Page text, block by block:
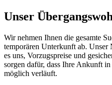
Unser
Wir nehmen Ihnen die gesamte
temporären Unterkunft ab.
es uns, Vorzugspreise und
sorgen dafür, dass Ihre Ankunft
möglich verläuft.